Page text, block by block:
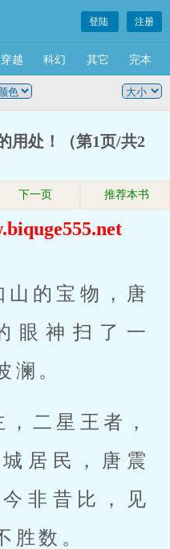
登陆 注册
穿越 科幻 其它 完本
用处！（第1页/共2
下一页 推荐本书
山的宝物，唐
眼神扫了一
澜。
二星王者，
居民，唐震
非昔比，见
胜数。